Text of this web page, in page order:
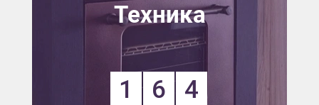
Техника
1 6 4